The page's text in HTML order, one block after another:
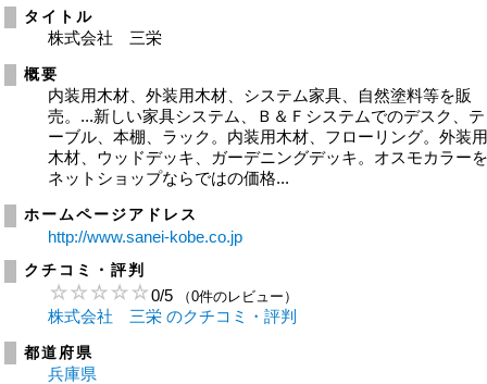
タイトル
株式会社 三栄
概要
内装用木材、外装用木材、システム家具、自然塗料等を販
売。...新しい家具システム、Ｂ＆Ｆシステムでのデスク、テ
ーブル、本棚、ラック。内装用木材、フローリング。外装
木材、ウッドデッキ、ガーデニングデッキ。オスモカラー
ネットショップならではの価格...
ホームページアドレス
http://www.sanei-kobe.co.jp
クチコミ・評判
0/5 （0件のレビュー）
株式会社 三栄 のクチコミ・評判
都道府県
兵庫県